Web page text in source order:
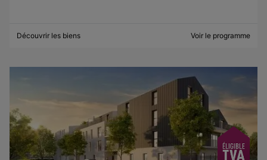
Découvrir les biens Voir le programme